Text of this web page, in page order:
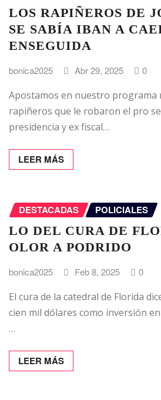
LOS RAPIÑEROS DE
SE SABÍA IBAN A
ENSEGUIDA
bonica2025 Abr 29, 2025 0
Apostamos en nuestro programa
rapiñeros que le robaron el pro
presidencia y ex fiscal…
LEER MÁS
DESTACADAS POLICIALES
LO DEL CURA DE
OLOR A PODRIDO
bonica2025 Feb 8, 2025 0
El cura de la catedral de Florida
cien mil dólares como inversión
…
LEER MÁS